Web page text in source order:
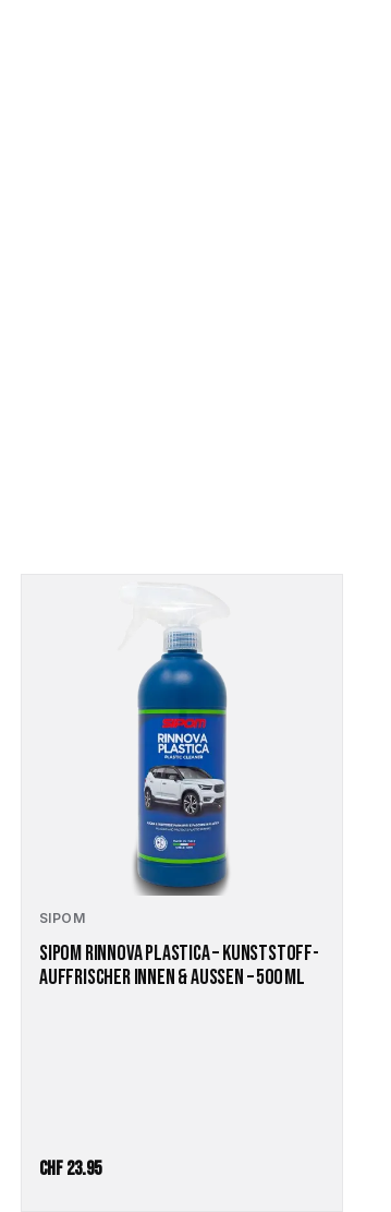
SIPOM
SIPOM RINNOVA PLASTICA – KUNSTSTOFF-
AUFFRISCHER INNEN & AUSSEN – 500 ML
CHF23.95